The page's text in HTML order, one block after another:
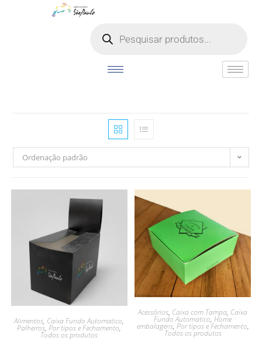
Ordenação padrão
Alimentos, Caixa Fundo Automatico,
Palheiros,Por tipos e Fechamento,
Todos os produtos
Acessórios, Caixa com Tampa, Caixa
Fundo Automatico,Home
embalagens, Por tipos e Fechamento,
Todos os produtos